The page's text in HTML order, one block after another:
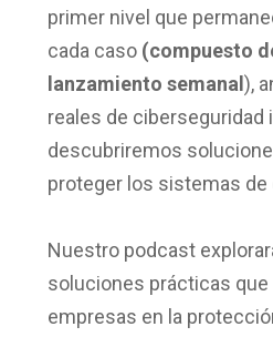
primer nivel que
cada caso(compuesto
lanzamiento semanal ),
reales de ciberseguridad
descubriremos
proteger los sistemas
Nuestro podcast
soluciones prácticas
empresas en la